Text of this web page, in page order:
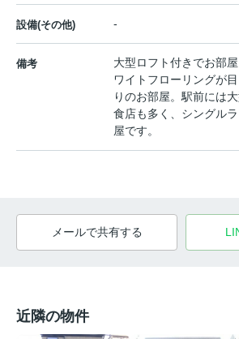
設備(その他) -
備考
大型ロフト付きでお部
ワイトフローリングが
りのお部屋。駅前には
食店も多く、シングル
屋です。
メールで共有する
近隣の物件